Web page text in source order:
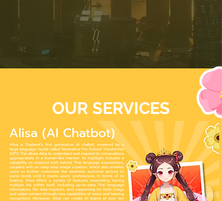
OUR SERVICES